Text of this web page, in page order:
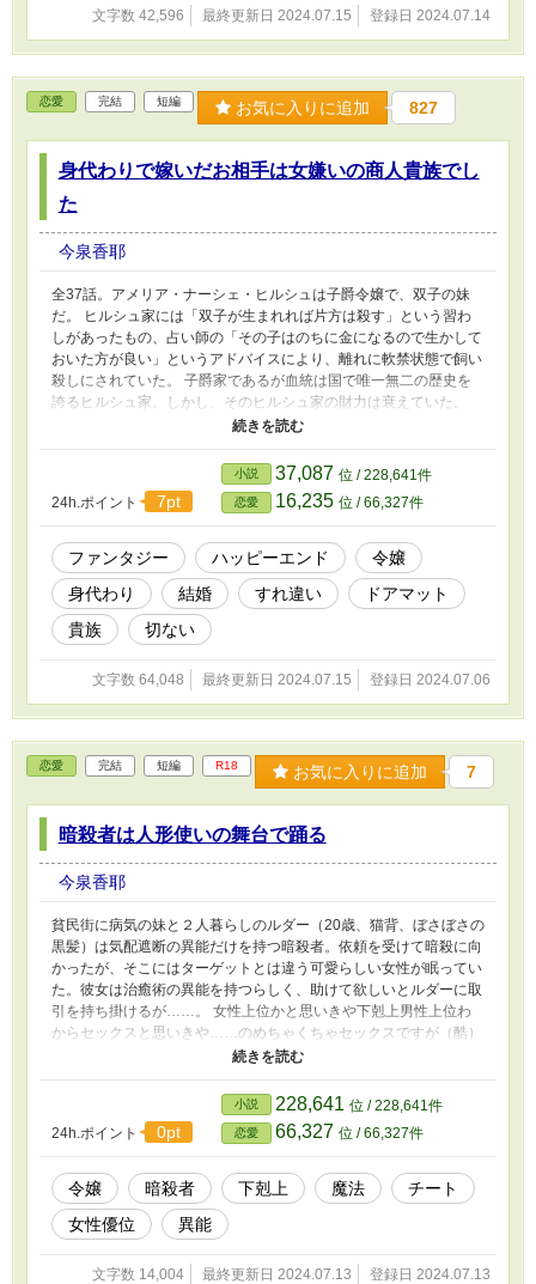
文字数 42,596 最終更新日 2024.07.15 登録日 2024.07.14
恋愛 完結 短編 お気に入りに追加 827
身代わりで嫁いだお相手は女嫌いの商人貴族でし
た
今泉香耶
全37話。アメリア・ナーシェ・ヒルシュは子爵令嬢で、双子の妹
だ。 ヒルシュ家には「双子が生まれれば片方は殺す」という習わ
しがあったもの、占い師の「その子はのちに金になるので生かして
おいた方が良い」というアドバイスにより、離れに軟禁状態で飼い
殺しにされていた。 子爵家であるが血統は国で唯一無二の歴史を
誇るヒルシュ家。しかし、そのヒルシュ家の財力は衰えていた。
そんな折、姉のカミラがバルツァー侯爵であるアウグストから求婚
けていたが先代の愛妾の息子で、人々にはその生まれを陰で笑われ
ていた。 財力があるがゆえに近寄って来る女たちも多く、すっか
り女嫌いになった彼は、金で「貴族の血統」を買おうと、ヒルシュ
家に婚姻を迫ったのだ。 そんな彼の元に、カミラの代わりに差し
出されたアメリアは……。 ※こちら、ベリーズカフェ様にも投稿
しております。
24h.ポイント 7pt
小説 37,087 位 / 228,641件
恋愛 16,235 位 / 66,327件
ファンタジー ハッピーエンド
令嬢
身代わり
結婚 すれ違い
ドアマット
貴族
切ない
文字数 64,048 最終更新日 2024.07.15 登録日 2024.07.06
恋愛 完結 短編 R18 お気に入りに追加 7
暗殺者は人形使いの舞台で踊る
今泉香耶
貧民街に病気の妹と２人暮らしのルダー（20歳、猫背、ぼさぼさの
黒髪）は気配遮断の異能だけを持つ暗殺者。依頼を受けて暗殺に向
かったが、そこにはターゲットとは違う可愛らしい女性が眠ってい
た。彼女は治癒術の異能を持つらしく、助けて欲しいとルダーに取
引を持ち掛けるが……。 女性上位かと思いきや下剋上男性上位わ
からセックスと思いきや……のめちゃくちゃセックスですが（酷）
あっさりしていますので、是非あっさりとどうぞ。ハッピーエンド
24h.ポイント 0pt
小説 228,641 位 / 228,641件
恋愛 66,327 位 / 66,327件
令嬢 暗殺者 下剋上 魔法
チート
女性優位
異能
文字数 14,004 最終更新日 2024.07.13 登録日 2024.07.13